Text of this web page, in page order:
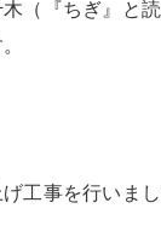
（『ちぎ』と
工事を行いまし